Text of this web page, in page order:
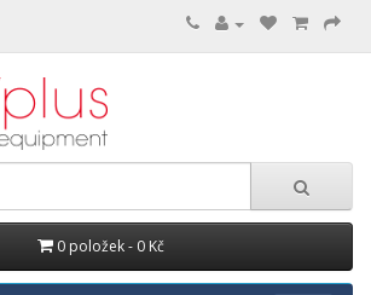
0 položek - 0 Kč